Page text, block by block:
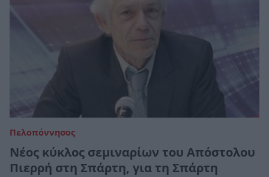
Πελοπόννησος
Νέος κύκλος σεμιναρίων του Απόστολου
Πιερρή στη Σπάρτη, για τη Σπάρτη